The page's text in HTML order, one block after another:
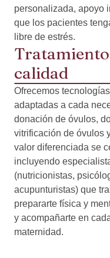
personalizada, apoyo
que los pacientes
libre de estrés.
calidad
Ofrecemos
adaptadas a cada
donación de óvulos,
vitrificación de óvulos
valor diferenciada se
incluyendo
(nutricionistas,
acupunturistas) que
prepararte física y
y acompañarte en
maternidad.